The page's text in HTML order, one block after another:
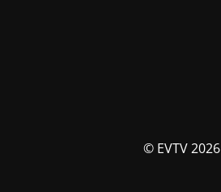
© EVTV 2026